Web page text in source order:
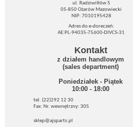
ul. Radziwiłłów 5
05-850 Ożarów Mazowiecki
NIP: 7010195428
Adres do e-doreczeń:
AE:PL-94035-75600-DIVCS-31
Kontakt
z działem handlowym
(sales department)
Poniedziałek - Piątek
10:00 - 18:00
tel. (22)292 12 30
Fax: Nr. wewnętrzny: 305
sklep@ajsparts.pl